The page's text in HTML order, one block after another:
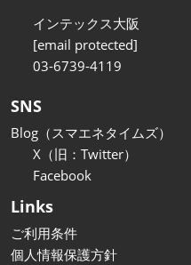
インテックス大阪
[email protected]
03-6739-4119
SNS
Blog（スマエネタイムズ）
X（旧：Twitter）
Facebook
Links
ご利用条件
個人情報保護方針